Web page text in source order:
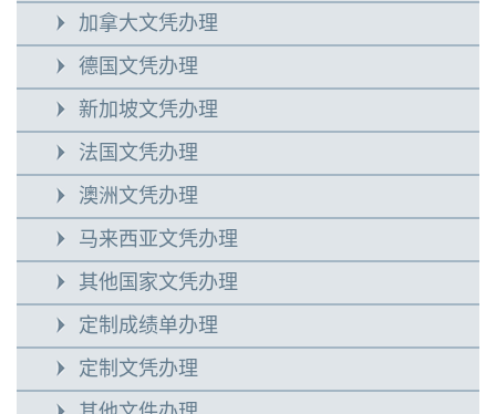
加拿大文凭办理
德国文凭办理
新加坡文凭办理
法国文凭办理
澳洲文凭办理
马来西亚文凭办理
其他国家文凭办理
定制成绩单办理
定制文凭办理